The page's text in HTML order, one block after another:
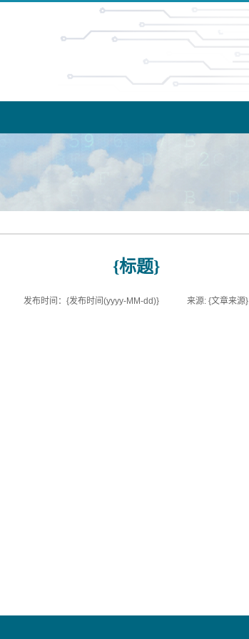
{标题}
发布时间：{发布时间(yyyy-MM-dd)} 来源: {文章来源}